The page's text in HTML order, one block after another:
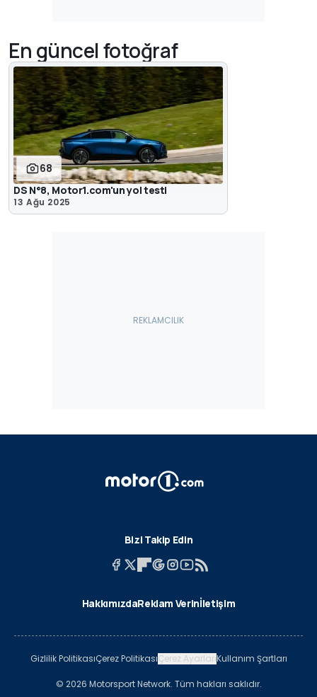
En güncel fotoğraf
68
DS N°8, Motor1.com'un yol testi
13 Ağu 2025
Bizi Takip Edin
HakkımızdaReklam Verinİletişim
Gizlilik PolitikasıÇerez PolitikasıÇerez AyarlarıKullanım Şartları
© 2026 Motorsport Network. Tüm hakları saklıdır.